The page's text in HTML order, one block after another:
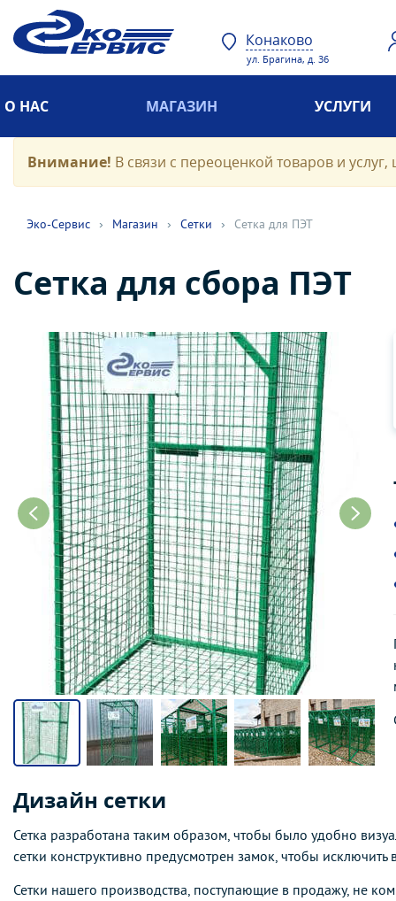
Конаково
ул. Брагина, д. 36
О НАС МАГАЗИН УСЛУГИ
Внимание! В связи с переоценкой товаров и
Эко-Cервис › Магазин › Сетки › Сетка для ПЭТ
Сетка для сбора ПЭТ
Дизайн сетки
Сетка разработана таким образом, чтобы было удобно
сетки конструктивно предусмотрен замок, чтобы исключить
Сетки нашего производства, поступающие в продажу, не